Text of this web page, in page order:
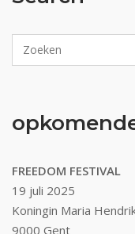
FREEDOM FESTIVAL
19 juli 2025
Koningin Maria
9000 Gent